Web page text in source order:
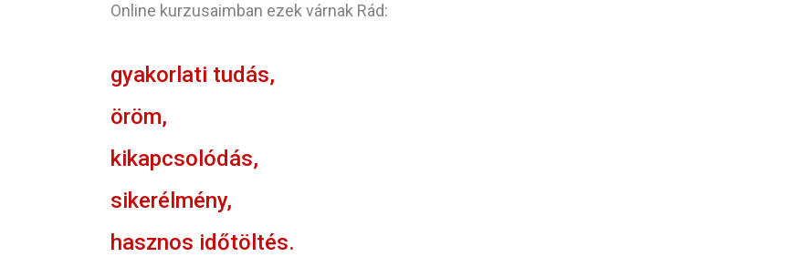
Online kurzusaimban ezek várnak Rád:
gyakorlati tudás,
öröm,
kikapcsolódás,
sikerélmény,
hasznos időtöltés.